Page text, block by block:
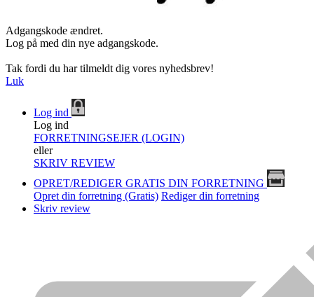
Adgangskode ændret.
Log på med din nye adgangskode.
Tak fordi du har tilmeldt dig vores nyhedsbrev!
Luk
Log ind
Log ind
FORRETNINGSEJER (LOGIN)
eller
SKRIV REVIEW
OPRET/REDIGER GRATIS DIN FORRETNING
Opret din forretning (Gratis) Rediger din forretning
Skriv review